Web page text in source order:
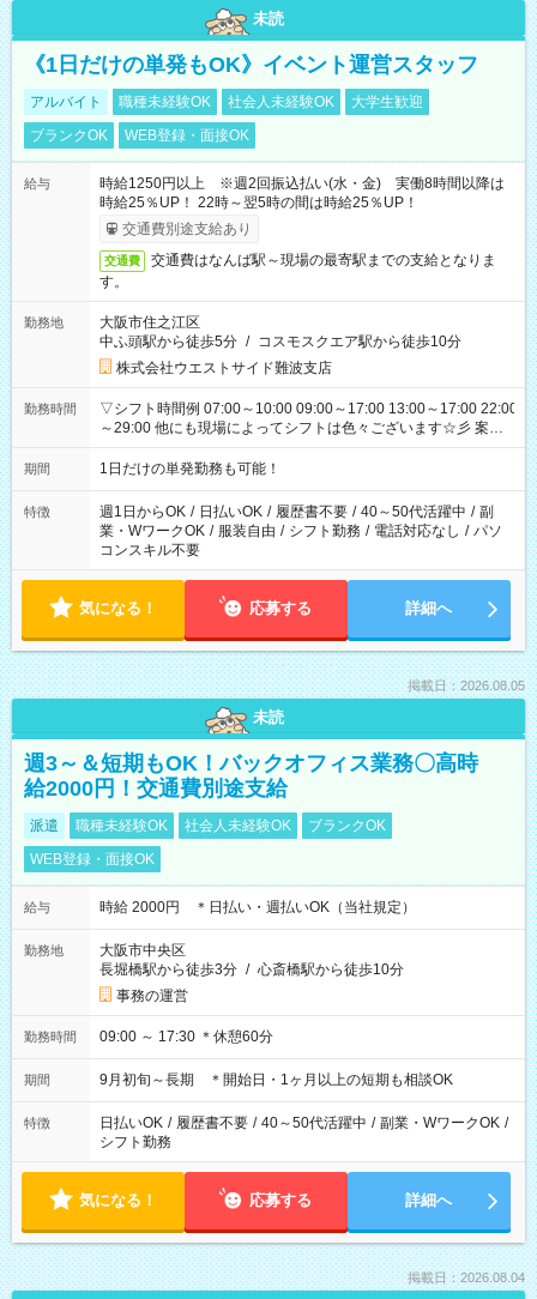
未読
《1日だけの単発もOK》イベント運営スタッフ
アルバイト 職種未経験OK 社会人未経験OK
大学生歓迎
ブランクOK
WEB登録・面接OK
給与
時給1250円以上 ※週2回振込払い(水・金) 実働8時間以降は
時給25％UP！ 22時～翌5時の間は時給25％UP！
交通費別途支給あり
交通費
交通費はなんば駅～現場の最寄駅までの支給となりま
す。
勤務地
大阪市住之江区
中ふ頭駅から徒歩5分 / コスモスクエア駅から徒歩10分
株式会社ウエストサイド難波支店
勤務時間
▽シフト時間例 07:00～10:00 09:00～17:00 13:00～17:00 22:00
～29:00 他にも現場によってシフトは色々ございます☆彡 案件
次第では午前中で終わるお仕事も...！
期間 1日だけの単発勤務も可能！
特徴 週1日からOK / 日払いOK / 履歴書不要 / 40～50代活躍中 / 副
業・WワークOK / 服装自由 / シフト勤務 / 電話対応なし / パソ
コンスキル不要
気になる！ 応募する 詳細へ
掲載日：2026.08.05
未読
週3～＆短期もOK！バックオフィス業務〇高時
給2000円！交通費別途支給
派遣 職種未経験OK 社会人未経験OK
ブランクOK
WEB登録・面接OK
給与 時給 2000円 ＊日払い・週払いOK（当社規定）
勤務地
大阪市中央区
長堀橋駅から徒歩3分 / 心斎橋駅から徒歩10分
事務の運営
勤務時間 09:00 ～ 17:30 ＊休憩60分
期間 9月初旬～長期 ＊開始日・1ヶ月以上の短期も相談OK
特徴 日払いOK / 履歴書不要 / 40～50代活躍中 / 副業・WワークOK /
シフト勤務
気になる！ 応募する 詳細へ
掲載日：2026.08.04